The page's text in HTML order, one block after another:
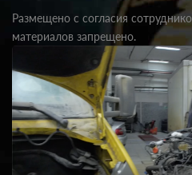
Размещено с согласия
материалов запрещено.